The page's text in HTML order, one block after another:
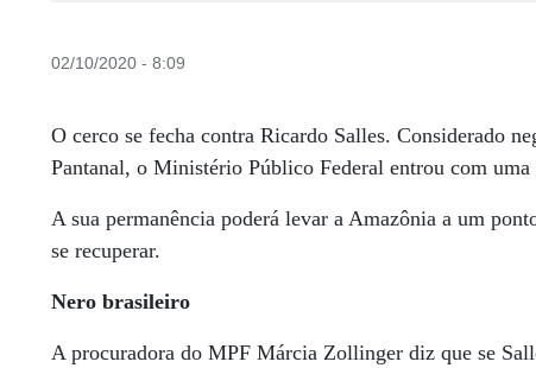
02/10/2020 - 8:09
O cerco se fecha contra Ricardo Salles. Considerado
Pantanal, o Ministério Público Federal entrou com
A sua permanência poderá levar a Amazônia a um
se recuperar.
Nero brasileiro
A procuradora do MPF Márcia Zollinger diz que se